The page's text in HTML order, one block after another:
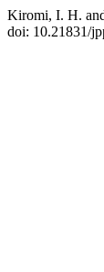
Kiromi, I. H.
doi: 10.21831/